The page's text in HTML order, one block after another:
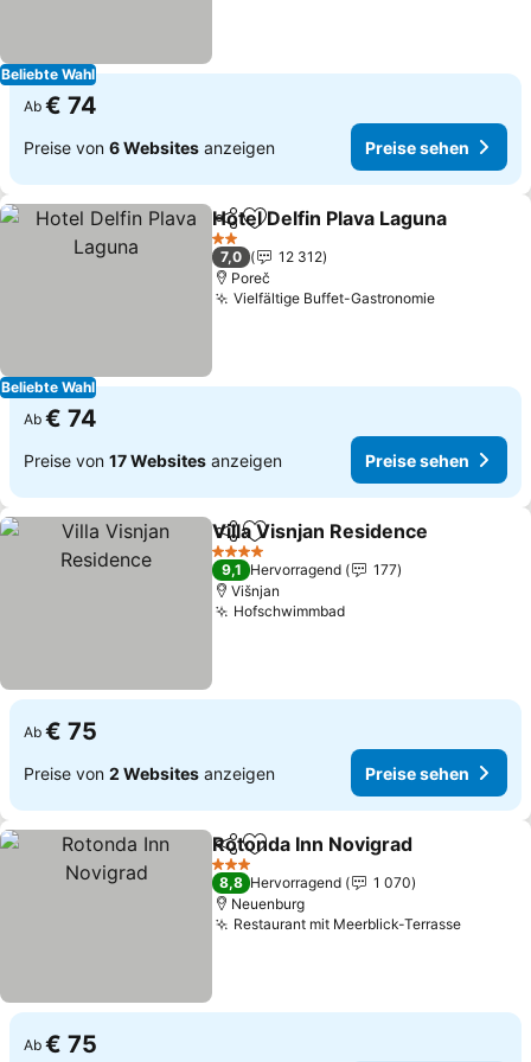
Beliebte Wahl
Ab € 74
Preise von 6 Websites anzeigen Preise sehen
Beliebte Wahl
TeilenZu Favoriten hinzufügen
Hotel Delfin Plava Laguna
2 Sterne
7,0
12 312
Poreč
Vielfältige Buffet-GastronomiePreise
Ab € 74
Preise von 17 Websites anzeigen Preise sehen
TeilenZu Favoriten hinzufügen
Villa Visnjan Residence
4 Sterne
9,1 Hervorragend
177
Višnjan
HofschwimmbadPreise sehen
Ab € 75
Preise von 2 Websites anzeigen Preise sehen
TeilenZu Favoriten hinzufügen
Rotonda Inn Novigrad
3 Sterne
8,8 Hervorragend
1 070
Neuenburg
Restaurant mit Meerblick-Terrasse
Ab € 75